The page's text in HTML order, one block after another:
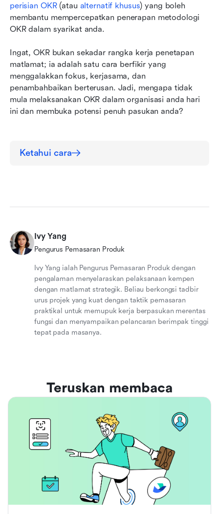
perisian OKR (atau alternatif khusus) yang boleh
membantu mempercepatkan penerapan metodologi
OKR dalam syarikat anda.
Ingat, OKR bukan sekadar rangka kerja penetapan
matlamat; ia adalah satu cara berfikir yang
menggalakkan fokus, kerjasama, dan
penambahbaikan berterusan. Jadi, mengapa tidak
mula melaksanakan OKR dalam organisasi anda hari
ini dan membuka potensi penuh pasukan anda?
Ketahui cara
Ivy Yang
Pengurus Pemasaran Produk
Ivy Yang ialah Pengurus Pemasaran Produk dengan
pengalaman menyelaraskan pelaksanaan kempen
dengan matlamat strategik. Beliau berkongsi tadbir
urus projek yang kuat dengan taktik pemasaran
praktikal untuk memupuk kerja berpasukan merentas
fungsi dan menyampaikan pelancaran berimpak tinggi
tepat pada masanya.
Teruskan membaca